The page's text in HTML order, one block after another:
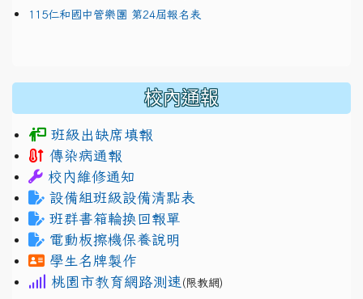
115仁和國中管樂團 第24屆報名表
校內通報
班級出缺席填報
傳染病通報
校內維修通知
設備組班級設備清點表
班群書箱輪換回報單
電動板擦機保養說明
學生名牌製作
桃園市教育網路測速 (限教網)